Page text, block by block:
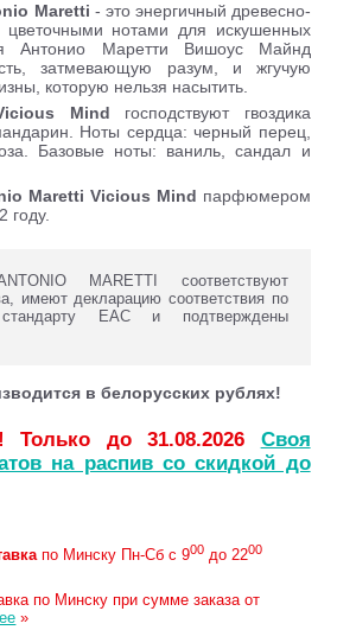
Maretti - это энергичный древесно-
нотами для искушенных
Антонио Маретти Вишоус Майнд
затмевающую разум, и жгучую
которую нельзя насытить.
Mind господствуют гвоздика
Ноты сердца: черный перец,
Базовые ноты: ваниль, сандал и
Maretti Vicious Mind парфюмером
году.
MARETTI соответствуют
имеют декларацию соответствия по
стандарту ЕАС и подтверждены
в белорусских рублях!
Только до 31.08.2026 Своя
на распив со скидкой до
по Минску Пн-Сб с 900 до 2200
по Минску при сумме заказа от
»